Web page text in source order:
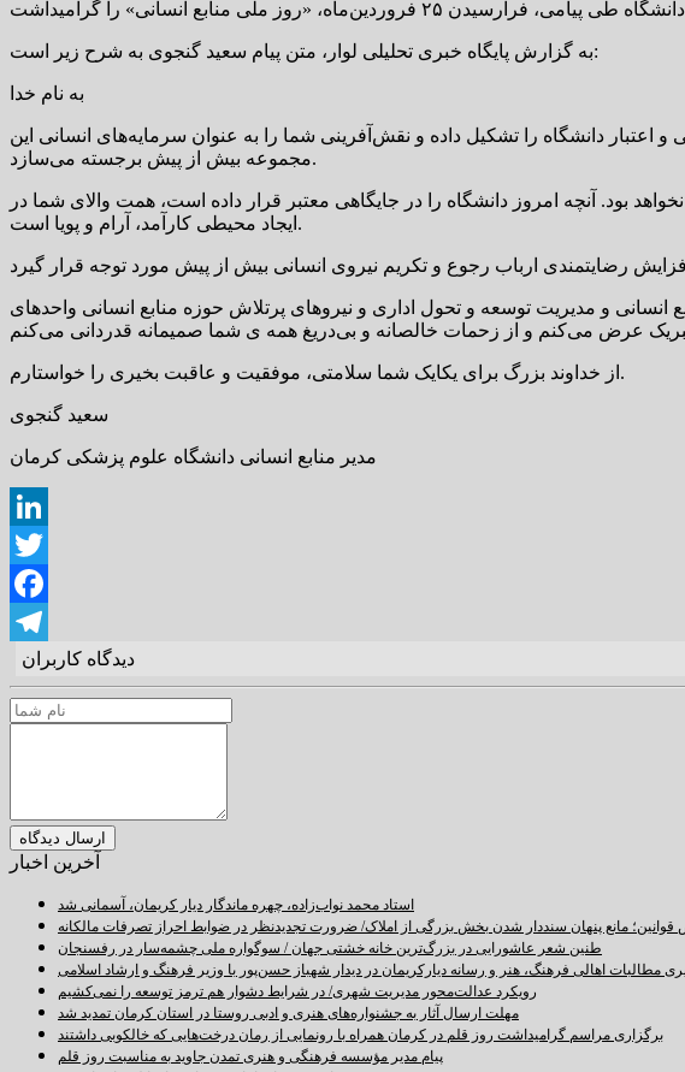
به گزارش پایگاه خبری تحلیلی لوار، متن پیام سعید گنجوی به شرح زیر است:
به نام خدا
دانشگاه را تشکیل داده و نقش‌آفرینی شما را به عنوان سرمایه‌های انسانی این
مجموعه بیش از پیش برجسته می‌سازد.
بود. آنچه امروز دانشگاه را در جایگاهی معتبر قرار داده است، همت والای شما در
ایجاد محیطی کارآمد، آرام و پویا است.
منابع انسانی و مدیریت توسعه و تحول اداری و نیروهای پرتلاش حوزه منابع انسانی واحدهای
از خداوند بزرگ برای یکایک شما سلامتی، موفقیت و عاقبت بخیری را خواستارم.
سعید گنجوی
مدیر منابع انسانی دانشگاه علوم پزشکی کرمان
LinkedIn
Twitter
Facebook
Telegram
دیدگاه کاربران
آخرین اخبار
استاد محمد نواب‌زاده، چهره ماندگار دیار کریمان، آسمانی شد
قوانین؛ مانع پنهان سنددار شدن بخش بزرگی از املاک/ ضرورت تجدیدنظر در ضوابط احراز تصرفات مالکانه
طنین شعر عاشورایی در بزرگ‌ترین خانه خشتی جهان / سوگواره ملی چشمه‌سار در رفسنجان
مطالبات اهالی فرهنگ، هنر و رسانه دیارکریمان در دیدار شهباز حسن‌پور با وزیر فرهنگ و ارشاد اسلامی
رویکرد عدالت‌محور مدیریت شهری/ در شرایط دشوار هم ترمز توسعه را نمی‌کشیم
مهلت ارسال آثار به جشنواره‌های هنری و ادبی روستا در استان کرمان تمدید شد
برگزاری مراسم گرامیداشت روز قلم در کرمان همراه با رونمایی از رمان درخت‌هایی که خالکوبی داشتند
پیام مدیر مؤسسه فرهنگی و هنری تمدن جاوید به مناسبت روز قلم